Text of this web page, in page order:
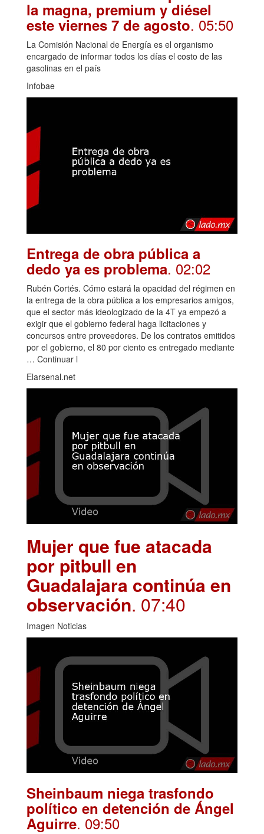
la magna, premium y diésel
este viernes 7 de agosto. 05:50
La Comisión Nacional de Energía es el organismo
encargado de informar todos los días el costo de las
gasolinas en el país
Infobae
Entrega de obra pública a
dedo ya es problema. 02:02
Rubén Cortés. Cómo estará la opacidad del régimen en
la entrega de la obra pública a los empresarios amigos,
que el sector más ideologizado de la 4T ya empezó a
exigir que el gobierno federal haga licitaciones y
concursos entre proveedores. De los contratos emitidos
por el gobierno, el 80 por ciento es entregado mediante
… Continuar l
Elarsenal.net
Mujer que fue atacada
por pitbull en
Guadalajara continúa en
observación. 07:40
Imagen Noticias
Sheinbaum niega trasfondo
político en detención de Ángel
Aguirre. 09:50